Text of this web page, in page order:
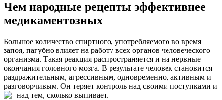
Чем народные рецепты эффективнее
медикаментозных
Большое количество спиртного, употребляемого во время
запоя, пагубно влияет на работу всех органов человеческого
организма. Такая реакция распространяется и на нервные
окончания головного мозга. В результате человек становится
раздражительным, агрессивным, одновременно, активным и
разговорчивым. Он теряет контроль над своими поступками и
над тем, сколько выпивает.